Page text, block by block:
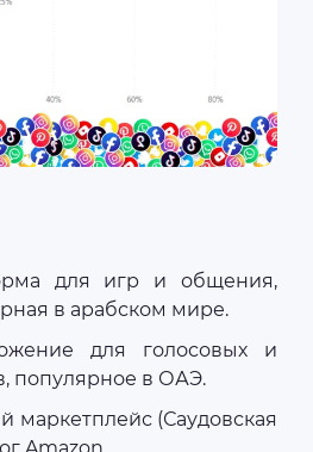
для игр и общения,
в арабском мире.
для голосовых и
популярное в ОАЭ.
маркетплейс (Саудовская
Amazon.